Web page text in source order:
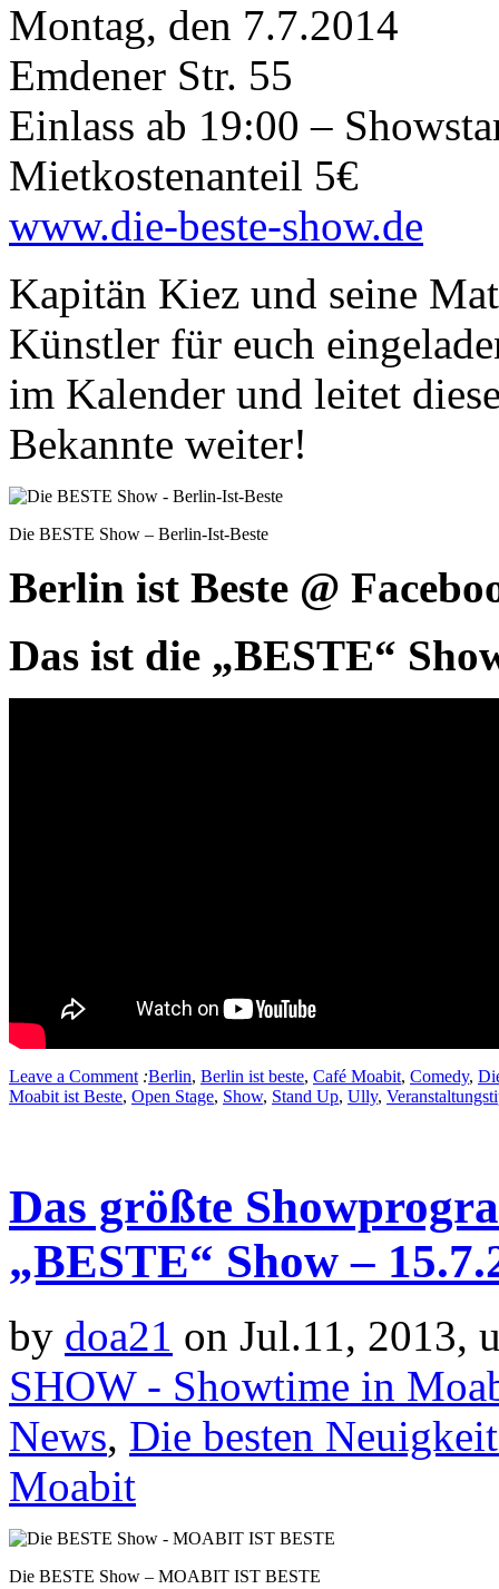
Montag, den 7.7.2014
Emdener Str. 55
Einlass ab 19:00 –
Mietkostenanteil 5€
www.die-beste-show.de
Kapitän Kiez und seine
Künstler für euch
im Kalender und leitet
Bekannte weiter!
Die BESTE Show – Berlin-Ist-Beste
Berlin ist Beste @
Das ist die „BESTE“
Leave a Comment :Berlin, Berlin ist beste, Café Moabit, Comedy,
Moabit ist Beste, Open Stage, Show, Stand Up, Ully,
Das größte
„BESTE“ Show –
by doa21 on Jul.11, 2013,
SHOW - Showtime in
News, Die besten
Moabit
Die BESTE Show – MOABIT IST BESTE